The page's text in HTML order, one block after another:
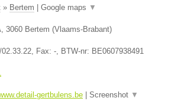
» Bertem Google maps ▼
, 3060 Bertem (Vlaams-Brabant)
, Fax: -, BTW-nr: BE0607938491
gertbulens.be Screenshot ▼